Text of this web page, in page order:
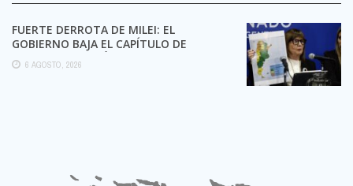
FUERTE DERROTA DE MILEI: EL
GOBIERNO BAJA EL CAPÍTULO DE
EXTRANJERIZACIÓN DE TIERRAS
6 AGOSTO, 2026